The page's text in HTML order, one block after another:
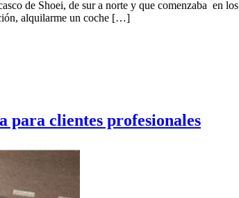
de Shoei, de sur a norte y que comenzaba en
alquilarme un coche […]
para clientes profesionales